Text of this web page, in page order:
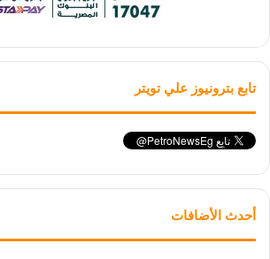
تابع بترونيوز علي تويتر
أحدث الأضافات